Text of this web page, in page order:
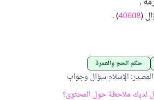
(
40608
) .
حكم الحج والعمرة
المصدر: الإسلام سؤال وجواب
لديك ملاحظة حول المحتوى؟